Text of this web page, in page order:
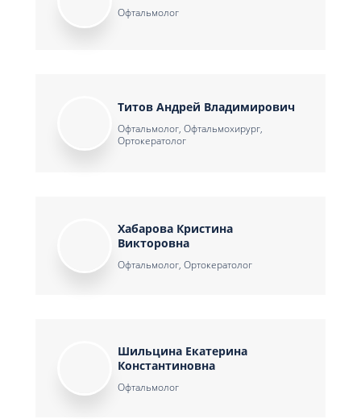
Офтальмолог
Титов Андрей Владимирович
Офтальмолог, Офтальмохирург,
Ортокератолог
Хабарова Кристина
Викторовна
Офтальмолог, Ортокератолог
Шильцина Екатерина
Константиновна
Офтальмолог